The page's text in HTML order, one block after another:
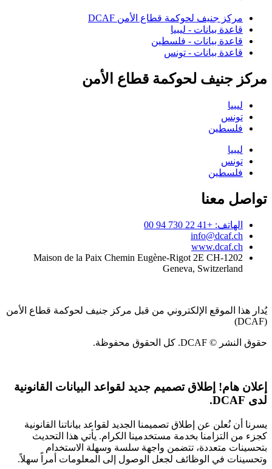
مركز جنيف لحوكمة قطاع الأمن DCAF
قاعدة بيانات - ليبيا
قاعدة بيانات - فلسطين
قاعدة بيانات - تونس
مركز جنيف لحوكمة قطاع الأمن
ليبيا
تونس
فلسطين
ليبيا
تونس
فلسطين
تواصل معنا
الهاتف: +41 22 730 94 00
info@dcaf.ch
www.dcaf.ch
Maison de la Paix Chemin Eugène-Rigot 2E CH-1202
Geneva, Switzerland
يُدار هذا الموقع الإلكتروني من قبل مركز جنيف لحوكمة قطاع الأمن
(DCAF)
حقوق النشر © DCAF. كل الحقوق محفوظة.
إعلان هام! إطلاق تصميم جديد لقواعد البيانات القانونية
لدى DCAF.
يسرنا أن نُعلن عن إطلاق تصميمنا الجديد لقواعد بياناتنا القانونية
كجزء من التزامنا بخدمة مستخدمينا الكرام. يأتي هذا التحديث
بتحسينات متعددة، تتضمن واجهة سلسة وسهلة الاستخدام
وتحسينات في الوظائف لجعل الوصول إلى المعلومات أمراً سهلاً.